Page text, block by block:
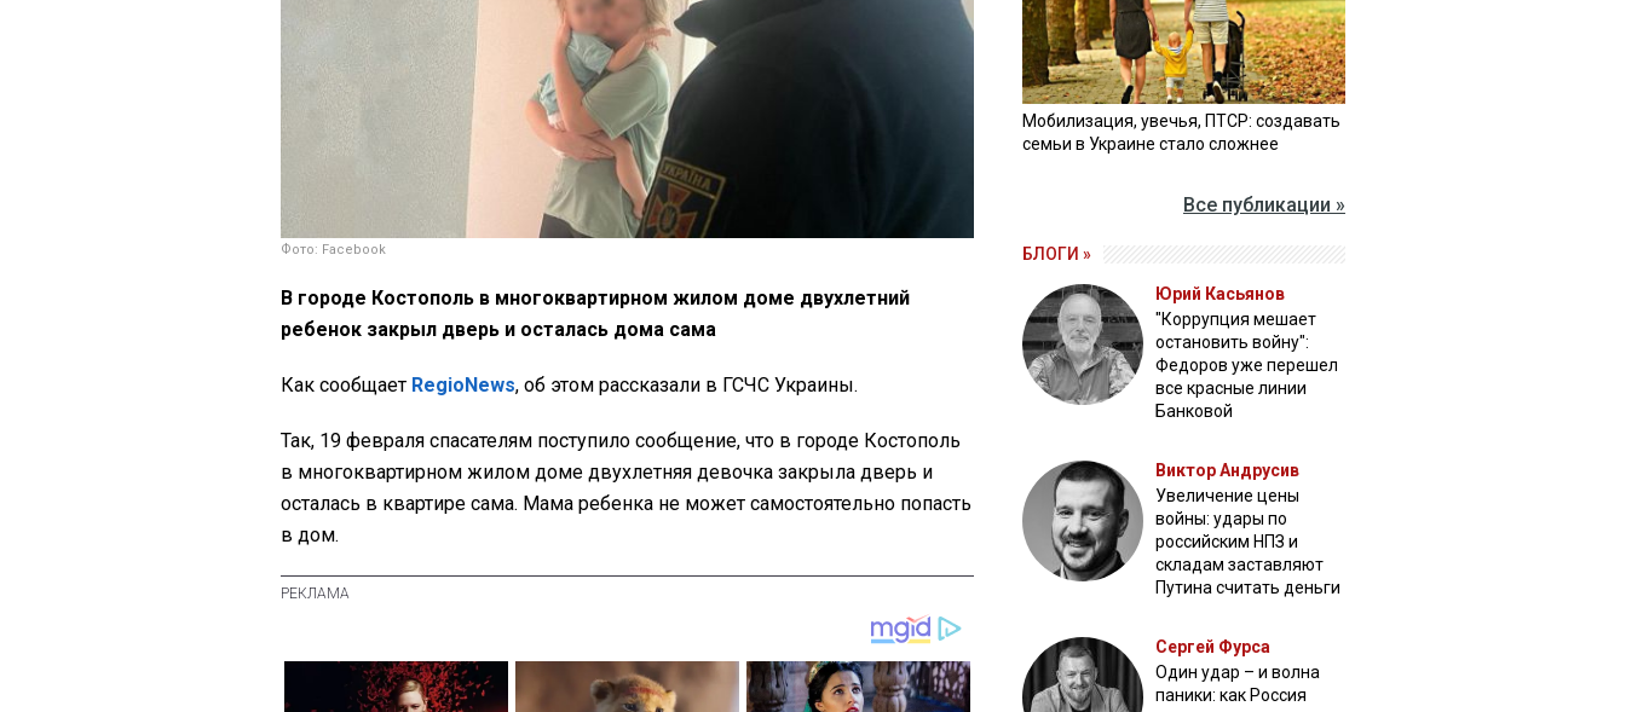
Фото: Facebook
В городе Костополь в многоквартирном жилом доме двухлетний
ребенок закрыл дверь и осталась дома сама
Как сообщает RegioNews, об этом рассказали в ГСЧС Украины.
Так, 19 февраля спасателям поступило сообщение, что в городе Костополь
в многоквартирном жилом доме двухлетняя девочка закрыла дверь и
осталась в квартире сама. Мама ребенка не может самостоятельно попасть
в дом.
Мобилизация, увечья, ПТСР: создавать
семьи в Украине стало сложнее
Все публикации »
БЛОГИ »
Юрий Касьянов
"Коррупция мешает
остановить войну":
Федоров уже перешел
все красные линии
Банковой
Виктор Андрусив
Увеличение цены
войны: удары по
российским НПЗ и
складам заставляют
Путина считать деньги
Сергей Фурса
Один удар – и волна
паники: как Россия